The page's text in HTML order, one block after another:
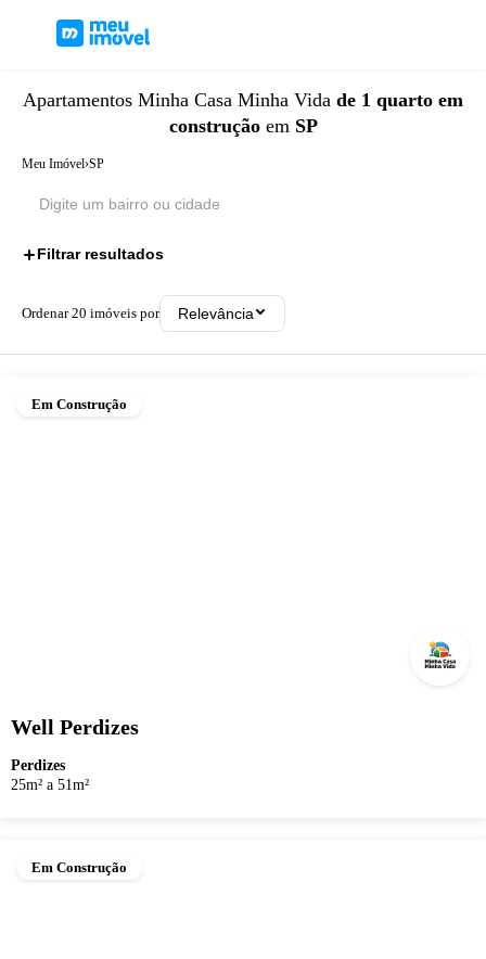
Apartamentos Minha Casa Minha Vida de 1 quarto em
construção em SP
Meu Imóvel›SP
Filtrar resultados
Ordenar20 imóveis por Relevância
Em Construção
Well Perdizes
Perdizes
25m² a 51m²
Em Construção